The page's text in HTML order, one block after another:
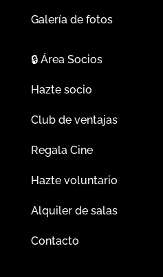
Galería de fotos
🔒Área Socios
Hazte socio
Club de ventajas
Regala Cine
Hazte voluntario
Alquiler de salas
Contacto